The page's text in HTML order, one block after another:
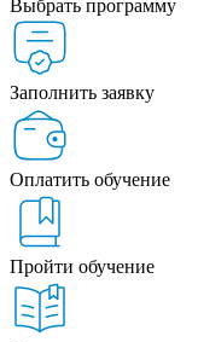
Выбрать программу
Заполнить заявку
Оплатить обучение
Пройти обучение